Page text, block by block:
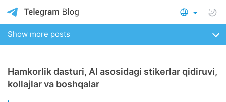
Show more posts
Hamkorlik dasturi, AI asosidagi stikerlar qidiruvi,
kollajlar va boshqalar